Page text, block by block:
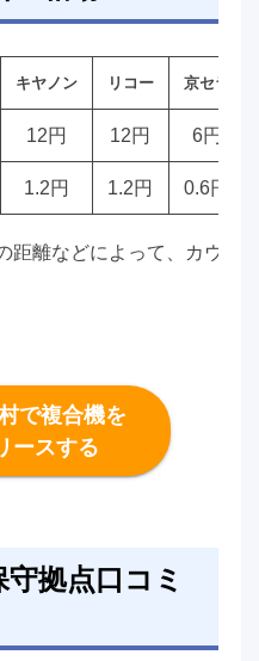
キヤノン リコー 京セラ
12円 12円 6円
1.2円 1.2円 0.6円
距離などによって、カウン
で複合機を
ースする
拠点口コミ